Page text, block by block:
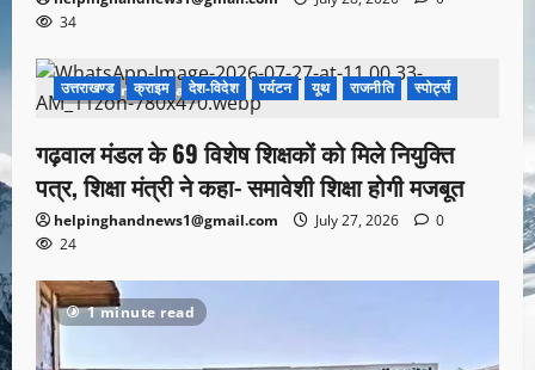
34
1 minute read
उत्तराखण्ड क्राइम देश-विदेश पर्यटन यूथ राजनीति स्पोर्ट्स
गढ़वाल मंडल के 69 विशेष शिक्षकों को मिले नियुक्ति
पत्र, शिक्षा मंत्री ने कहा- समावेशी शिक्षा होगी मजबूत
helpinghandnews1@gmail.com July 27, 2026
0
24
1 minute read